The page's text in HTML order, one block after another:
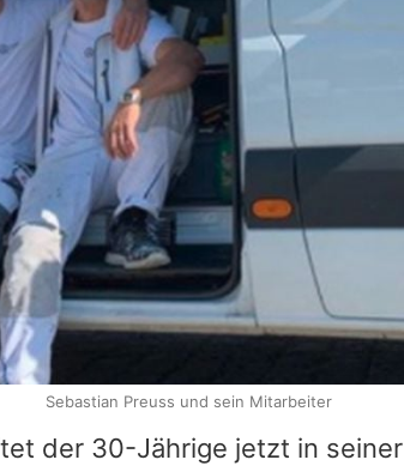
der 30-Jährige jetzt in seiner
Sebastian Preuss und sein Mitarbeiter